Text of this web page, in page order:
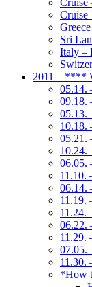
Cruise
Sri
Italy –
2011 – ****
05.14.
09.18.
05.13.
10.18.
05.21.
10.24.
06.05.
11.10.
06.14.
11.19.
11.24.
06.22.
11.29.
07.05.
11.30.
*How